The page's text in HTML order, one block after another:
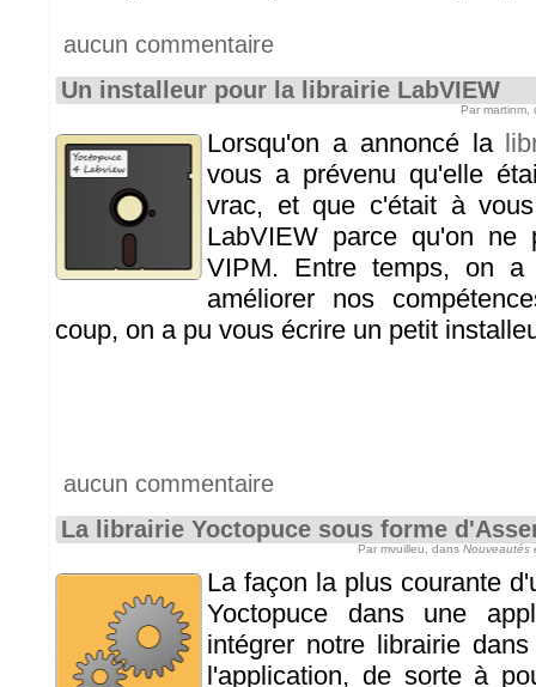
aucun commentaire
Un installeur pour la librairie LabVIEW
Par
Lorsqu'on a annoncé la
vous a prévenu qu'elle
vrac, et que c'était à
LabVIEW parce qu'on ne
VIPM. Entre temps, on
améliorer nos
coup, on a pu vous écrire un petit
aucun commentaire
La librairie Yoctopuce sous forme
Par mvuilleu, dans Nouveautés
La façon la plus courante
Yoctopuce dans une
intégrer notre librairie
l'application, de sorte à